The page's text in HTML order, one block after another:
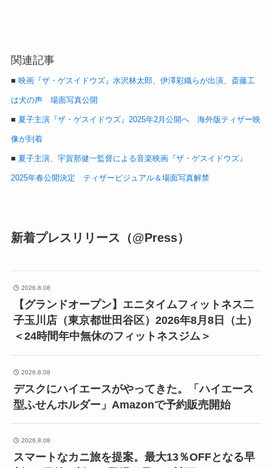
関連記事
■ 映画『ザ・ゲスイドウズ』水沢林太郎、伊澤彩織らが出演、斎藤工
は犬の声 場面写真公開
■ 夏子主演『ザ・ゲスイドウズ』2025年2月公開へ 海外版ティザー映
像が到着
■ 夏子主演、宇賀那健一監督による音楽映画『ザ・ゲスイドウズ』
2025年春公開決定 ティザービジュアル＆場面写真解禁
新着プレスリリース（@Press）
2026.8.08
【グランドオープン】エニタイムフィットネス二
子玉川店（東京都世田谷区）2026年8月8日（土）
＜24時間年中無休のフィットネスジム＞
2026.8.08
デスクにハイエースがやってきた。「ハイエース
型ふせんホルダー」Amazonで予約販売開始
2026.8.08
スマートなカニ旅を提案。最大13％OFFとなる早